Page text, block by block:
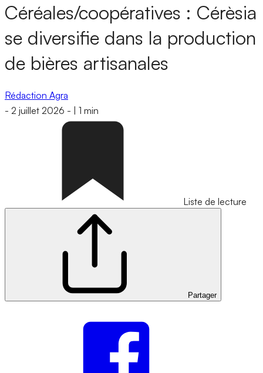
Céréales/coopératives : Cérèsia
se diversifie dans la production
de bières artisanales
Rédaction Agra
- 2 juillet 2026 - 1 min
Liste de lecture
Partager